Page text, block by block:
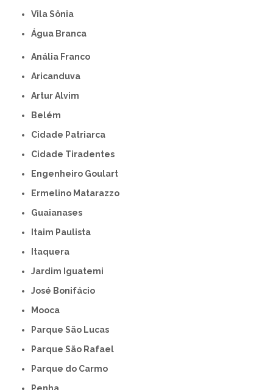
Vila Sônia
Água Branca
Anália Franco
Aricanduva
Artur Alvim
Belém
Cidade Patriarca
Cidade Tiradentes
Engenheiro Goulart
Ermelino Matarazzo
Guaianases
Itaim Paulista
Itaquera
Jardim Iguatemi
José Bonifácio
Mooca
Parque São Lucas
Parque São Rafael
Parque do Carmo
Penha